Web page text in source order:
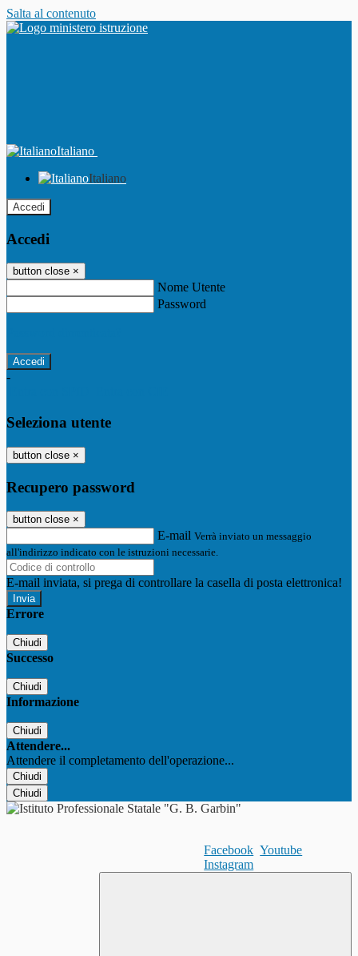
Salta al contenuto
Italiano
Italiano
Accedi
Accedi
button close ×
Nome Utente
Password
-
Seleziona utente
button close ×
Recupero password
button close ×
E-mail Verrà inviato un messaggio
all'indirizzo indicato con le istruzioni necessarie.
E-mail inviata, si prega di controllare la casella di posta elettronica!
Errore
Chiudi
Successo
Chiudi
Informazione
Chiudi
Attendere...
Attendere il completamento dell'operazione...
Chiudi
Chiudi
Facebook Youtube
Instagram